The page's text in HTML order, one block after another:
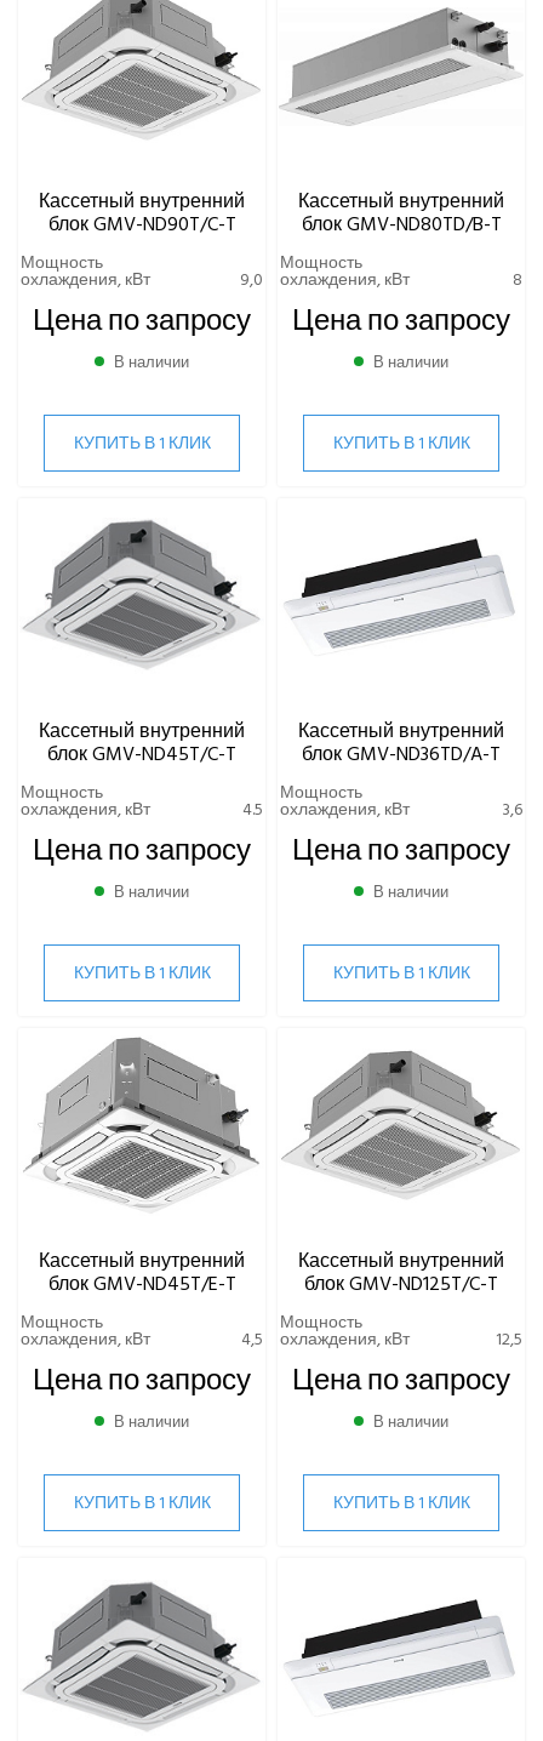
Кассетный внутренний
блок GMV-ND90T/C-T
Мощность
охлаждения, кВт 9,0
Цена по запросу
В наличии
КУПИТЬ В 1 КЛИК
Кассетный внутренний
блок GMV-ND80TD/B-T
Мощность
охлаждения, кВт 8
Цена по запросу
В наличии
КУПИТЬ В 1 КЛИК
Кассетный внутренний
блок GMV-ND45T/C-T
Мощность
охлаждения, кВт 4.5
Цена по запросу
В наличии
КУПИТЬ В 1 КЛИК
Кассетный внутренний
блок GMV-ND36TD/A-T
Мощность
охлаждения, кВт 3,6
Цена по запросу
В наличии
КУПИТЬ В 1 КЛИК
Кассетный внутренний
блок GMV-ND45T/E-T
Мощность
охлаждения, кВт 4,5
Цена по запросу
В наличии
КУПИТЬ В 1 КЛИК
Кассетный внутренний
блок GMV-ND125T/C-T
Мощность
охлаждения, кВт 12,5
Цена по запросу
В наличии
КУПИТЬ В 1 КЛИК